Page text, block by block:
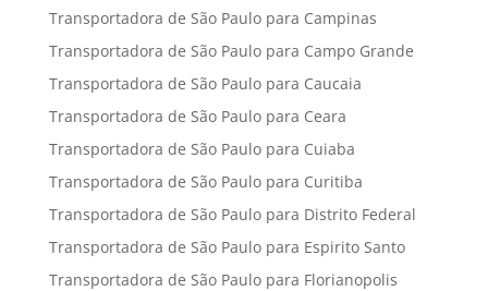
Transportadora de São Paulo para Campinas
Transportadora de São Paulo para Campo Grande
Transportadora de São Paulo para Caucaia
Transportadora de São Paulo para Ceara
Transportadora de São Paulo para Cuiaba
Transportadora de São Paulo para Curitiba
Transportadora de São Paulo para Distrito Federal
Transportadora de São Paulo para Espirito Santo
Transportadora de São Paulo para Florianopolis